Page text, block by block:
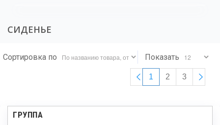
СИДЕНЬЕ
Сортировка по Показать
1 2 3
ГРУППА